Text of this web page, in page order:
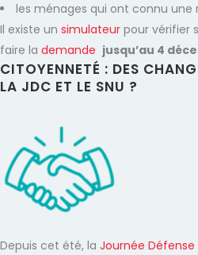
les ménages qui ont connu une
Il existe un simulateur pour vérifier
faire la demande jusqu’au 4
CITOYENNETÉ : DES
LA JDC ET LE SNU ?
Depuis cet été, la Journée